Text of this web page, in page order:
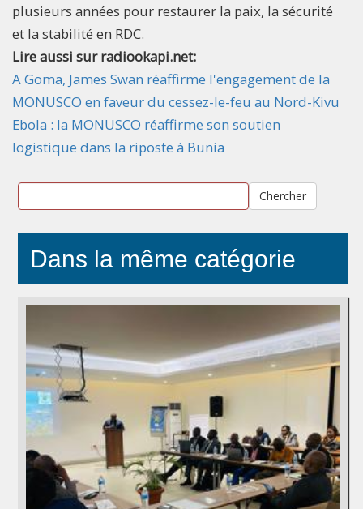
plusieurs années pour restaurer la paix, la sécurité
et la stabilité en RDC.
Lire aussi sur radiookapi.net:
A Goma, James Swan réaffirme l'engagement de la
MONUSCO en faveur du cessez-le-feu au Nord-Kivu
Ebola : la MONUSCO réaffirme son soutien
logistique dans la riposte à Bunia
Chercher
Dans la même catégorie